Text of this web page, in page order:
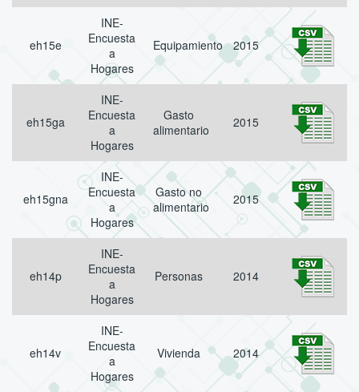
eh15e
INE-
Encuesta
a
Hogares
Equipamiento 2015
eh15ga
INE-
Encuesta
a
Hogares
Gasto
alimentario
2015
eh15gna
INE-
Encuesta
a
Hogares
Gasto no
alimentario
2015
eh14p
INE-
Encuesta
a
Hogares
Personas 2014
eh14v
INE-
Encuesta
a
Hogares
Vivienda 2014